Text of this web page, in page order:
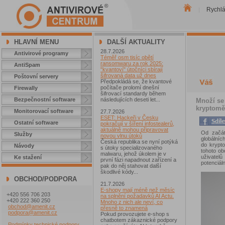
HLAVNÍ MENU
Antivirové programy
AntiSpam
Poštovní servery
Firewally
Bezpečnostní software
Monitorovací software
Ostatní software
Služby
Návody
Ke stažení
OBCHOD/PODPORA
+420 556 706 203
+420 222 360 250
obchod@amenit.cz
podpora@amenit.cz
DALŠÍ AKTUALITY
28.7.2026
Téměř osm tisíc obětí
ransomwaru za rok 2025:
"kvantoví" útočníci sbírají
šifrovaná data už dnes
Předpokládá se, že kvantové
počítače prolomí dnešní
šifrovací standardy během
následujících deseti let...
27.7.2026
ESET: Hackeři v Česku
pokračují v šíření infostealerů,
aktuálně mohou připravovat
novou vlnu útoků
Česká republika se nyní potýká
s útoky specializovaného
malwaru, jehož úkolem je v
první fázi napadnout zařízení a
pak do něj stahovat další
škodlivé kódy...
21.7.2026
E-shopy mají méně než měsíc
na splnění požadavků AI Actu.
Mnoho z nich ale neví, co
přesně to znamená
Pokud provozujete e-shop s
chatbotem zákaznické podpory
Množí
Od
do
tohoto